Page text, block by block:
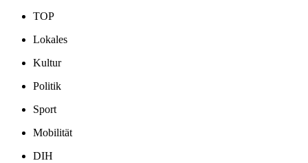
TOP
Lokales
Kultur
Politik
Sport
Mobilität
DIH